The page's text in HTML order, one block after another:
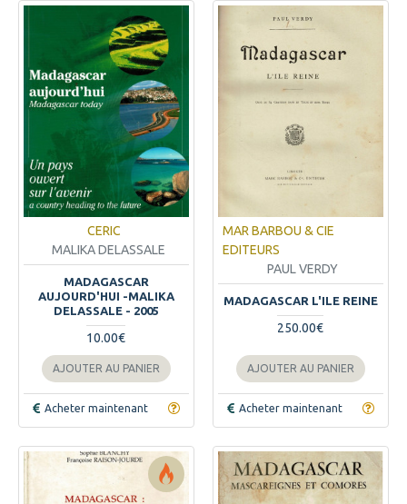
CERIC
MALIKA DELASSALE
MADAGASCAR
AUJOURD'HUI -MALIKA
DELASSALE - 2005
10.00€
AJOUTER AU PANIER
Acheter maintenant
MAR BARBOU & CIE
EDITEURS
PAUL VERDY
MADAGASCAR L'ILE REINE
250.00€
AJOUTER AU PANIER
Acheter maintenant